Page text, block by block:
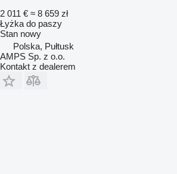
2 011 € ≈ 8 659 zł
Łyżka do paszy
Stan nowy
Polska, Pułtusk
AMPS Sp. z o.o.
Kontakt z dealerem